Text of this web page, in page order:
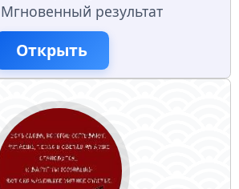
Мгновенный результат
Открыть